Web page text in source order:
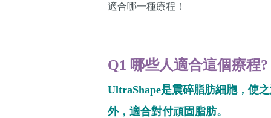
適合哪一種療程！
Q1 哪些人適合這個療程?
UltraShape是震碎脂肪細胞，使
外，適合對付頑固脂肪。